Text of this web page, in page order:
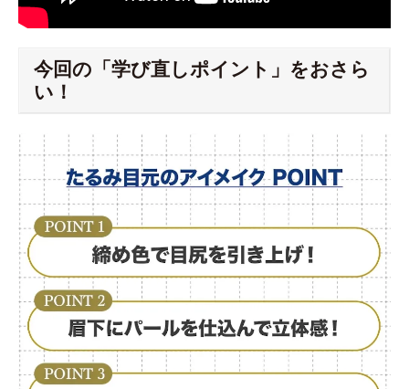
今回の「学び直しポイント」をおさら
い！